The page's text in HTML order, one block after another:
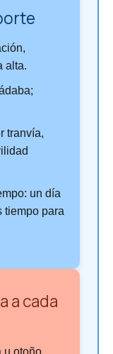
alta.
tranvía,
un día
tiempo para
a cada
u otoño